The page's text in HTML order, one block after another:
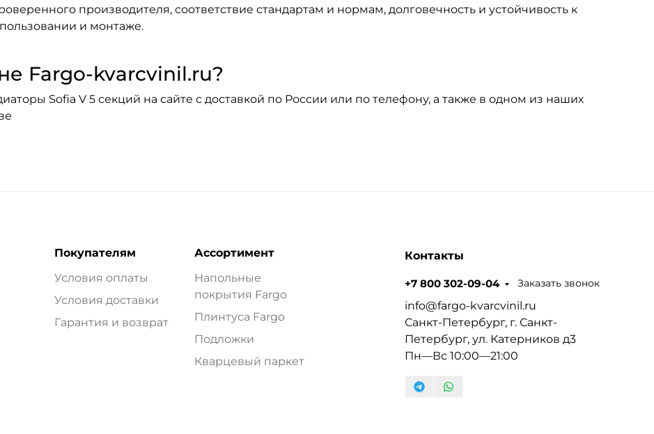
производителя, соответствие стандартам и нормам, долговечность и устойчивость к
и монтаже.
Fargo-kvarcvinil.ru?
Sofia V 5 секций на сайте с доставкой по России или по телефону, а также в одном из наших
Покупателям
Условия оплаты
Условия доставки
Гарантия и возврат
Ассортимент
Напольные
покрытия Fargo
Плинтуса Fargo
Подложки
Кварцевый паркет
Контакты
+7 800 302-09-04 Заказать звонок
info@fargo-kvarcvinil.ru
Санкт-Петербург, г. Санкт-
Петербург, ул. Катерников д3
Пн—Вс 10:00—21:00